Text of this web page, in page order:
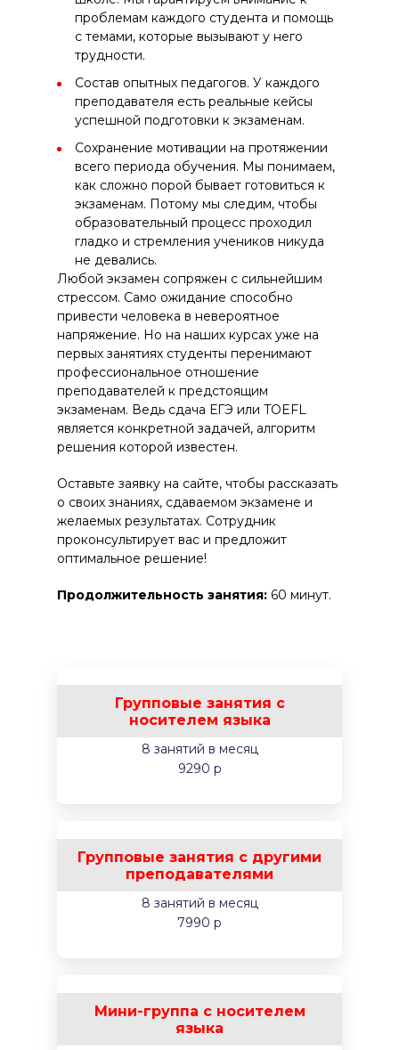
проблемам каждого студента и помощь
с темами, которые вызывают у него
трудности.
Состав опытных педагогов. У каждого
преподавателя есть реальные кейсы
успешной подготовки к экзаменам.
Сохранение мотивации на протяжении
всего периода обучения. Мы понимаем,
как сложно порой бывает готовиться к
экзаменам. Потому мы следим, чтобы
образовательный процесс проходил
гладко и стремления учеников никуда
не девались.
Любой экзамен сопряжен с сильнейшим
стрессом. Само ожидание способно
привести человека в невероятное
напряжение. Но на наших курсах уже на
первых занятиях студенты перенимают
профессиональное отношение
преподавателей к предстоящим
экзаменам. Ведь сдача ЕГЭ или TOEFL
является конкретной задачей, алгоритм
решения которой известен.
Оставьте заявку на сайте, чтобы рассказать
о своих знаниях, сдаваемом экзамене и
желаемых результатах. Сотрудник
проконсультирует вас и предложит
оптимальное решение!
Продолжительность занятия: 60 минут.
Групповые занятия с
носителем языка
8 занятий в месяц
9290 р
Групповые занятия с другими
преподавателями
8 занятий в месяц
7990 р
Мини-группа с носителем
языка